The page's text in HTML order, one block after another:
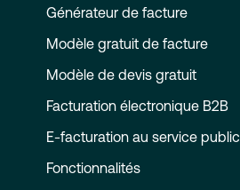
Générateur de facture
Modèle gratuit de facture
Modèle de devis gratuit
Facturation électronique B2B
E-facturation au service public
Fonctionnalités